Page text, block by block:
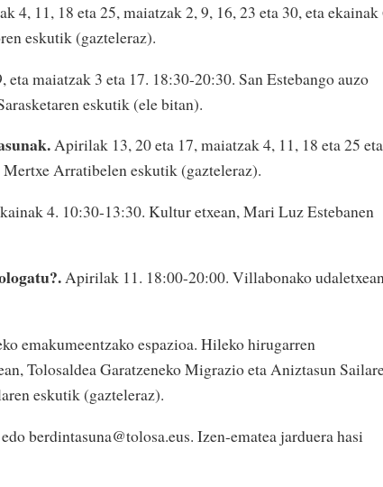
4, 11, 18 eta 25, maiatzak 2, 9, 16, 23 eta 30, eta ekainak
eskutik (gazteleraz).
maiatzak 3 eta 17. 18:30-20:30. San Estebango auzo
eskutik (ele bitan).
Apirilak 13, 20 eta 17, maiatzak 4, 11, 18 eta 25 eta
Arratibelen eskutik (gazteleraz).
4. 10:30-13:30. Kultur etxean, Mari Luz Estebanen
Apirilak 11. 18:00-20:00. Villabonako
emakumeentzako espazioa. Hileko hirugarren
Tolosaldea Garatzeneko Migrazio eta Aniztasun
eskutik (gazteleraz).
berdintasuna@tolosa.eus. Izen-ematea jarduera hasi